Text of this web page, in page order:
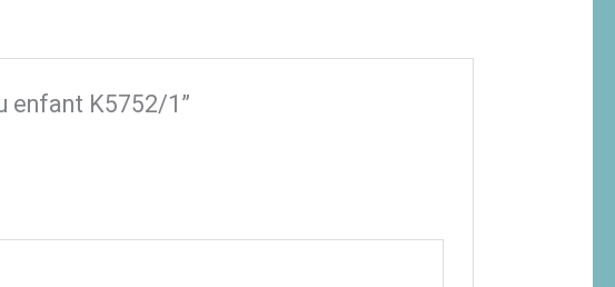
enfant K5752/1”